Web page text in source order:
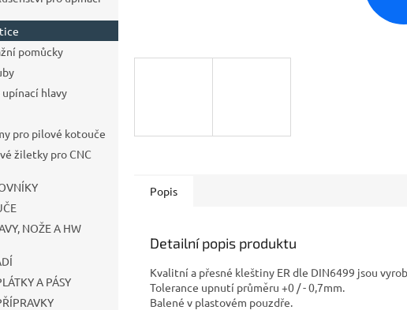
pomůcky
hlavy
pro pilové kotouče
žiletky pro CNC
NOŽE A HW
A PÁSY
Popis
Detailní popis produktu
Kvalitní a přesné kleštiny ER dle DIN6499 jsou
Tolerance upnutí průměru +0 / - 0,7mm.
Balené v plastovém pouzdře.